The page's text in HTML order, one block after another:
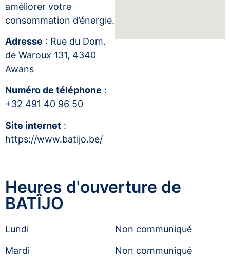
améliorer votre
consommation d’énergie.
Adresse : Rue du Dom.
de Waroux 131, 4340
Awans
Numéro de téléphone :
+32 491 40 96 50
Site internet :
https://www.batijo.be/
Heures d'ouverture de
BATÎJO
Lundi
Non communiqué
Mardi
Non communiqué